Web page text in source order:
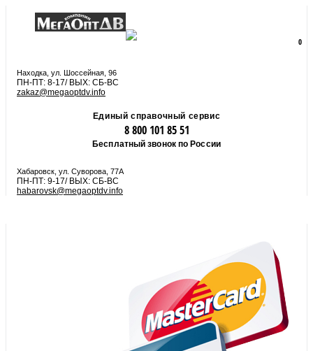
0
Находка, ул. Шоссейная, 96
ПН-ПТ: 8-17/ ВЫХ: СБ-ВС
zakaz@megaoptdv.info
Единый справочный сервис
8 800 101 85 51
Бесплатный звонок по России
Хабаровск, ул. Суворова, 77А
ПН-ПТ: 9-17/ ВЫХ: СБ-ВС
habarovsk@megaoptdv.info